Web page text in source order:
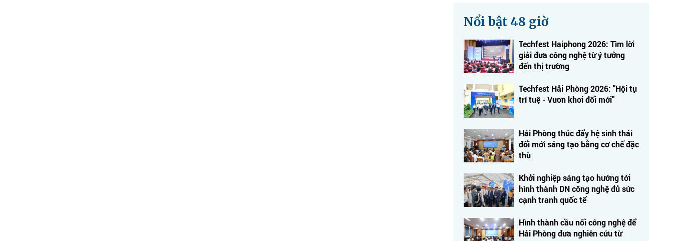
Nổi bật 48 giờ
Techfest Haiphong 2026: Tìm lời
giải đưa công nghệ từ ý tưởng
đến thị trường
Techfest Hải Phòng 2026: "Hội tụ
trí tuệ - Vươn khơi đổi mới"
Hải Phòng thúc đẩy hệ sinh thái
đổi mới sáng tạo bằng cơ chế đặc
thù
Khởi nghiệp sáng tạo hướng tới
hình thành DN công nghệ đủ sức
cạnh tranh quốc tế
Hình thành cầu nối công nghệ để
Hải Phòng đưa nghiên cứu từ